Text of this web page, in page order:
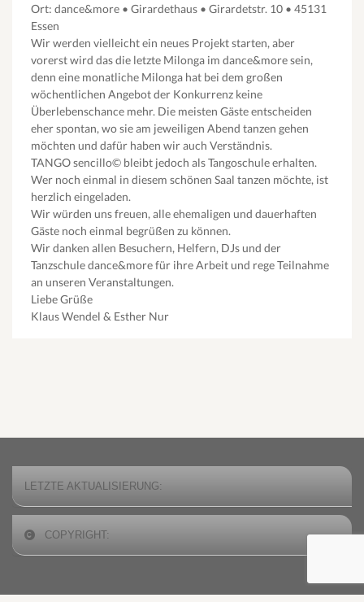
Ort: dance&more • Girardethaus • Girardetstr. 10 • 45131
Essen
Wir werden vielleicht ein neues Projekt starten, aber
vorerst wird das die letzte Milonga im dance&more sein,
denn eine monatliche Milonga hat bei dem großen
wöchentlichen Angebot der Konkurrenz keine
Überlebenschance mehr. Die meisten Gäste entscheiden
eher spontan, wo sie am jeweiligen Abend tanzen gehen
möchten und dafür haben wir auch Verständnis.
TANGO sencillo© bleibt jedoch als Tangoschule erhalten.
Wer noch einmal in diesem schönen Saal tanzen möchte, ist
herzlich eingeladen.
Wir würden uns freuen, alle ehemaligen und dauerhaften
Gäste noch einmal begrüßen zu können.
Wir danken allen Besuchern, Helfern, DJs und der
Tanzschule dance&more für ihre Arbeit und rege Teilnahme
an unseren Veranstaltungen.
Liebe Grüße
Klaus Wendel & Esther Nur
LETZTE AKTUALISIERUNG:
COPYRIGHT: